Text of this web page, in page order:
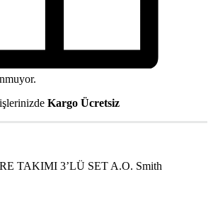
Kargo Ücretsiz
TAKIMI 3’LÜ SET A.O. Smith